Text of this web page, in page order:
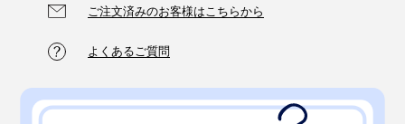
ご注文済みのお客様はこちらから
よくあるご質問